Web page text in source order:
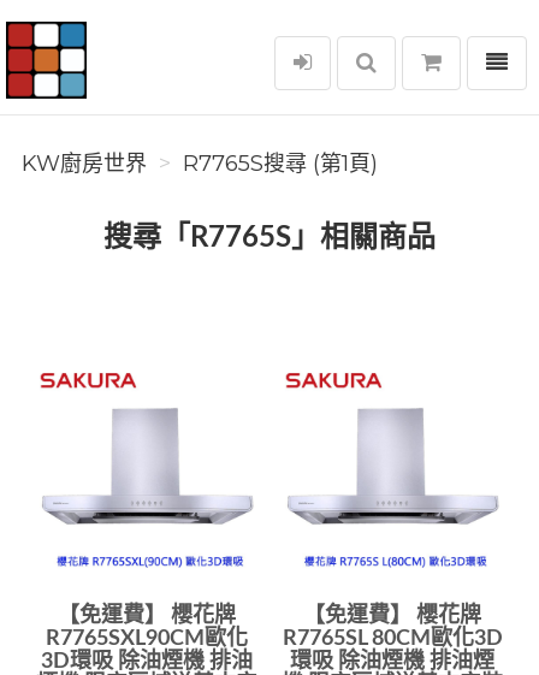
KW廚房世界
選單
KW廚房世界 R7765S搜尋 (第1頁)
搜尋「R7765S」相關商品
【免運費】 櫻花牌
R7765SXL90CM歐化
3D環吸 除油煙機 排油
【免運費】 櫻花牌
R7765SL 80CM歐化3D
環吸 除油煙機 排油煙